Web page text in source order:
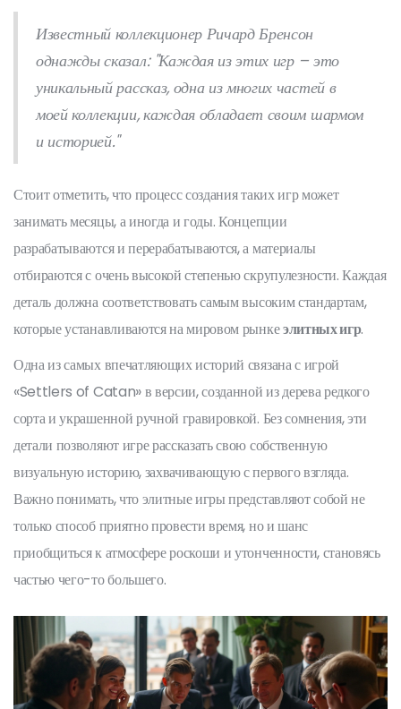
Известный коллекционер Ричард Бренсон
однажды сказал: "Каждая из этих игр – это
уникальный рассказ, одна из многих частей в
моей коллекции, каждая обладает своим шармом
и историей."
Стоит отметить, что процесс создания таких игр может
занимать месяцы, а иногда и годы. Концепции
разрабатываются и перерабатываются, а материалы
отбираются с очень высокой степенью скрупулезности. Каждая
деталь должна соответствовать самым высоким стандартам,
которые устанавливаются на мировом рынкеэлитных игр.
Одна из самых впечатляющих историй связана с игрой
«Settlers of Catan» в версии, созданной из дерева редкого
сорта и украшенной ручной гравировкой. Без сомнения, эти
детали позволяют игре рассказать свою собственную
визуальную историю, захвачивающую с первого взгляда.
Важно понимать, что элитные игры представляют собой не
только способ приятно провести время, но и шанс
приобщиться к атмосфере роскоши и утонченности, становясь
частью чего-то большего.